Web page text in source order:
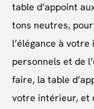
table d’appoint
tons neutres,
l’élégance à
personnels et de
faire, la table
votre intérieur, et